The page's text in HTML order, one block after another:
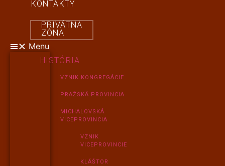
KONTAKTY
PRIVÁTNA
ZÓNA
Menu
HISTÓRIA
VZNIK KONGREGÁCIE
PRAŽSKÁ PROVINCIA
MICHALOVSKÁ
VICEPROVINCIA
VZNIK
VICEPROVINCIE
KLÁŠTOR